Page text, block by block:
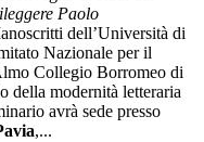
Paolo
dell’Università di
Nazionale per il
Collegio Borromeo di
della modernità letteraria
avrà sede presso
,...